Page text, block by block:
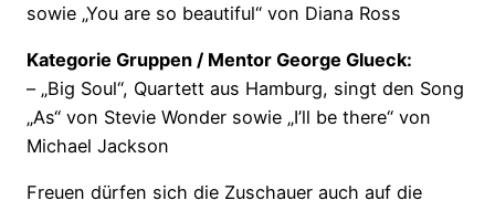
sowie „You are so beautiful“ von Diana Ross
Kategorie Gruppen / Mentor George Glueck:
– „Big Soul“, Quartett aus Hamburg, singt den Song
„As“ von Stevie Wonder sowie „I’ll be there“ von
Michael Jackson
Freuen dürfen sich die Zuschauer auch auf die